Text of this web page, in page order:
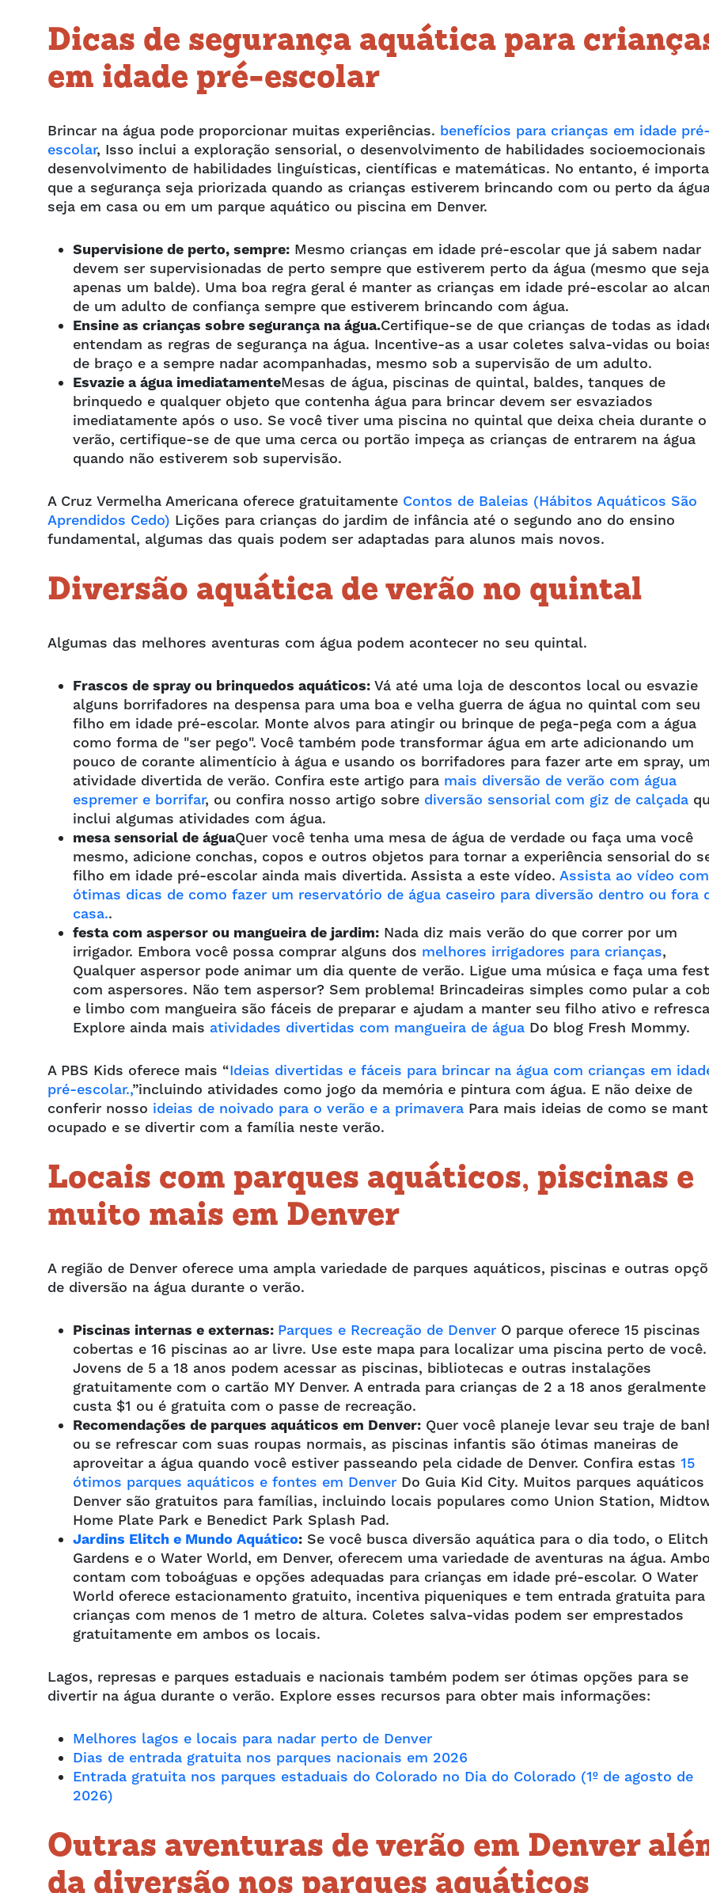
Dicas de segurança aquática para
em idade pré-escolar
Brincar na água pode proporcionar muitas experiências. benefícios para crianças em idade
escolar, Isso inclui a exploração sensorial, o desenvolvimento de habilidades
desenvolvimento de habilidades linguísticas, científicas e matemáticas. No entanto, é
que a segurança seja priorizada quando as crianças estiverem brincando com ou perto da
seja em casa ou em um parque aquático ou piscina em Denver.
Supervisione de perto, sempre: Mesmo crianças em idade pré-escolar que já sabem nadar
devem ser supervisionadas de perto sempre que estiverem perto da água (mesmo que seja
apenas um balde). Uma boa regra geral é manter as crianças em idade pré-escolar ao
de um adulto de confiança sempre que estiverem brincando com água.
Ensine as crianças sobre segurança na água.Certifique-se de que crianças de todas as
entendam as regras de segurança na água. Incentive-as a usar coletes salva-vidas ou
de braço e a sempre nadar acompanhadas, mesmo sob a supervisão de um adulto.
Esvazie a água imediatamenteMesas de água, piscinas de quintal, baldes, tanques de
brinquedo e qualquer objeto que contenha água para brincar devem ser esvaziados
imediatamente após o uso. Se você tiver uma piscina no quintal que deixa cheia durante o
verão, certifique-se de que uma cerca ou portão impeça as crianças de entrarem na água
quando não estiverem sob supervisão.
A Cruz Vermelha Americana oferece gratuitamente Contos de Baleias (Hábitos Aquáticos São
Aprendidos Cedo) Lições para crianças do jardim de infância até o segundo ano do ensino
fundamental, algumas das quais podem ser adaptadas para alunos mais novos.
Diversão aquática de verão no quintal
Algumas das melhores aventuras com água podem acontecer no seu quintal.
Frascos de spray ou brinquedos aquáticos: Vá até uma loja de descontos local ou esvazie
alguns borrifadores na despensa para uma boa e velha guerra de água no quintal com seu
filho em idade pré-escolar. Monte alvos para atingir ou brinque de pega-pega com a água
como forma de "ser pego". Você também pode transformar água em arte adicionando um
pouco de corante alimentício à água e usando os borrifadores para fazer arte em spray,
atividade divertida de verão. Confira este artigo para mais diversão de verão com água
espremer e borrifar, ou confira nosso artigo sobre diversão sensorial com giz de calçada
inclui algumas atividades com água.
mesa sensorial de águaQuer você tenha uma mesa de água de verdade ou faça uma você
mesmo, adicione conchas, copos e outros objetos para tornar a experiência sensorial do
filho em idade pré-escolar ainda mais divertida. Assista a este vídeo. Assista ao vídeo com
ótimas dicas de como fazer um reservatório de água caseiro para diversão dentro ou fora
casa..
festa com aspersor ou mangueira de jardim: Nada diz mais verão do que correr por um
irrigador. Embora você possa comprar alguns dos melhores irrigadores para crianças,
Qualquer aspersor pode animar um dia quente de verão. Ligue uma música e faça uma
com aspersores. Não tem aspersor? Sem problema! Brincadeiras simples como pular a
e limbo com mangueira são fáceis de preparar e ajudam a manter seu filho ativo e
Explore ainda mais atividades divertidas com mangueira de água Do blog Fresh Mommy.
A PBS Kids oferece mais “Ideias divertidas e fáceis para brincar na água com crianças em
pré-escolar.,”incluindo atividades como jogo da memória e pintura com água. E não deixe de
conferir nosso ideias de noivado para o verão e a primavera Para mais ideias de como se
ocupado e se divertir com a família neste verão.
Locais com parques aquáticos, piscinas e
muito mais em Denver
A região de Denver oferece uma ampla variedade de parques aquáticos, piscinas e outras
de diversão na água durante o verão.
Piscinas internas e externas: Parques e Recreação de Denver O parque oferece 15 piscinas
cobertas e 16 piscinas ao ar livre. Use este mapa para localizar uma piscina perto de você.
Jovens de 5 a 18 anos podem acessar as piscinas, bibliotecas e outras instalações
gratuitamente com o cartão MY Denver. A entrada para crianças de 2 a 18 anos geralmente
custa $1 ou é gratuita com o passe de recreação.
Recomendações de parques aquáticos em Denver: Quer você planeje levar seu traje de
ou se refrescar com suas roupas normais, as piscinas infantis são ótimas maneiras de
aproveitar a água quando você estiver passeando pela cidade de Denver. Confira estas 15
ótimos parques aquáticos e fontes em Denver Do Guia Kid City. Muitos parques aquáticos
Denver são gratuitos para famílias, incluindo locais populares como Union Station,
Home Plate Park e Benedict Park Splash Pad.
Jardins Elitch e Mundo Aquático: Se você busca diversão aquática para o dia todo, o Elitch
Gardens e o Water World, em Denver, oferecem uma variedade de aventuras na água.
contam com toboáguas e opções adequadas para crianças em idade pré-escolar. O Water
World oferece estacionamento gratuito, incentiva piqueniques e tem entrada gratuita para
crianças com menos de 1 metro de altura. Coletes salva-vidas podem ser emprestados
gratuitamente em ambos os locais.
Lagos, represas e parques estaduais e nacionais também podem ser ótimas opções para se
divertir na água durante o verão. Explore esses recursos para obter mais informações:
Melhores lagos e locais para nadar perto de Denver
Dias de entrada gratuita nos parques nacionais em 2026
Entrada gratuita nos parques estaduais do Colorado no Dia do Colorado (1º de agosto de
2026)
Outras aventuras de verão em Denver
da diversão nos parques aquáticos